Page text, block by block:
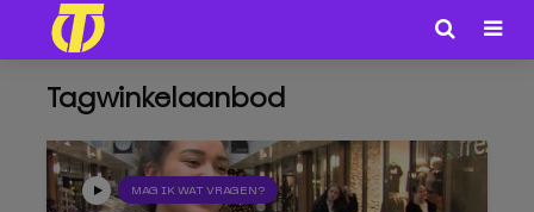
Tagwinkelaanbod
MAG IK WAT VRAGEN?